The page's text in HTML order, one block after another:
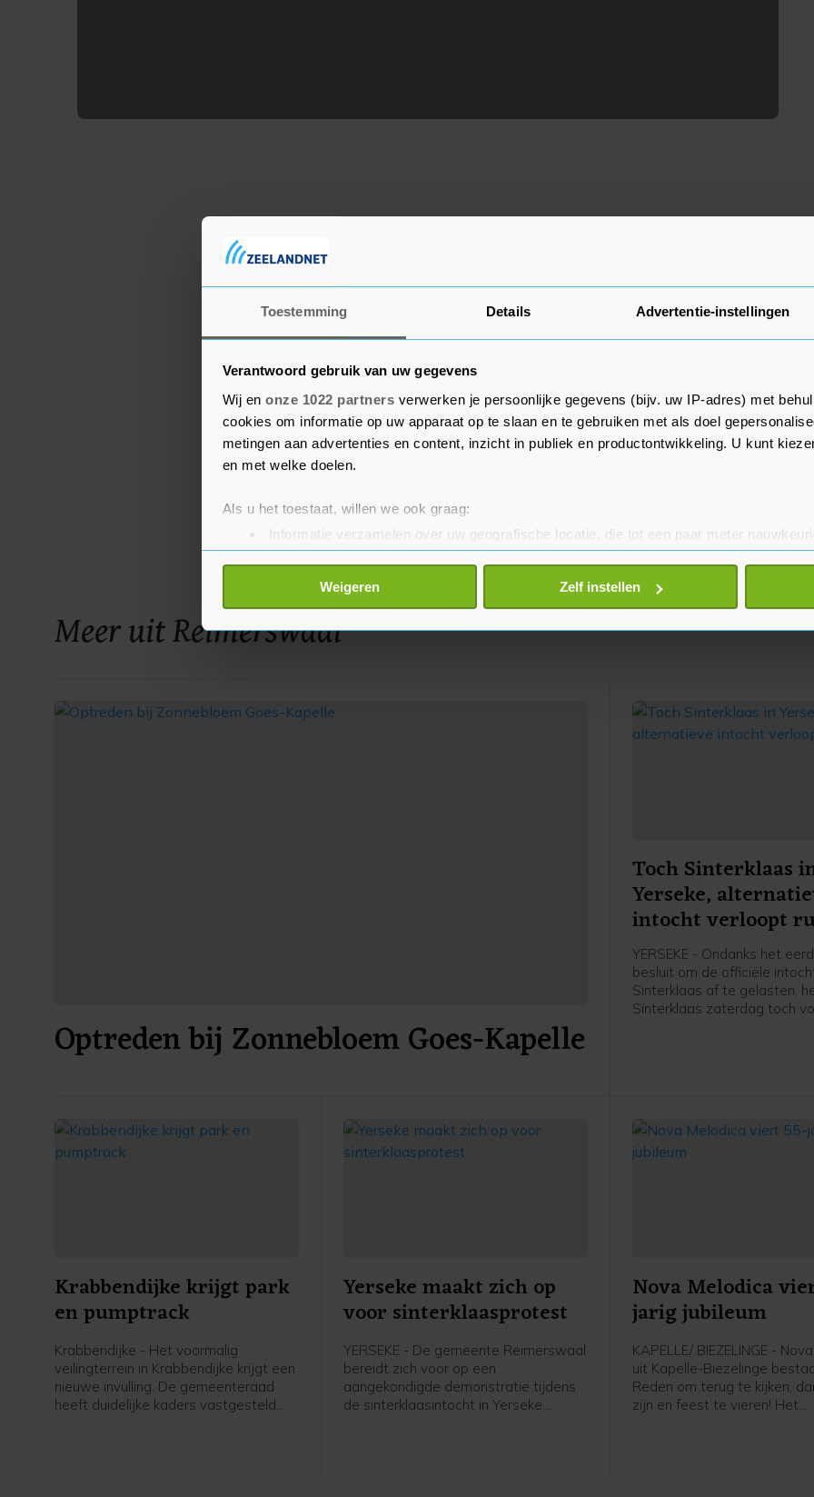
Toestemming Details Advertentie-instellingen
Verantwoord gebruik van uw gegevens
Wij en onze 1022 partners verwerken je persoonlijke gegevens (bijv. uw IP-adres) met
cookies om informatie op uw apparaat op te slaan en te gebruiken met als doel
metingen aan advertenties en content, inzicht in publiek en productontwikkeling. U kunt
en met welke doelen.
Als u het toestaat, willen we ook graag:
Informatie verzamelen over uw geografische locatie, die tot een paar meter
Uw apparaat identificeren door het actief te scannen op specifieke eigenschappen
Lees meer over hoe uw persoonlijke gegevens worden verwerkt en stel uw voorkeuren in het
toestemming op elk moment wijzigen of intrekken in de Cookieverklaring.
Met cookies werkt onze website beter en wordt jouw bezoek makkelijker en persoonlijker. Op
Weigeren Zelf instellen
Meer uit Reimerswaal
Optreden bij Zonnebloem Goes-Kapelle
Toch Sinterklaas
Yerseke,
intocht verloopt
YERSEKE - Ondanks het
besluit om de officiële
Sinterklaas af te gelasten,
Sinterklaas zaterdag toch
Krabbendijke krijgt park
en pumptrack
Krabbendijke - Het voormalig
veilingterrein in Krabbendijke krijgt een
nieuwe invulling. De gemeenteraad
heeft duidelijke kaders vastgesteld
Yerseke maakt zich op
voor sinterklaasprotest
YERSEKE - De gemeente Reimerswaal
bereidt zich voor op een
aangekondigde demonstratie tijdens
de sinterklaasintocht in Yerseke,
Nova Melodica
jarig jubileum
KAPELLE/ BIEZELINGE -
uit Kapelle-Biezelinge
Reden om terug te kijken,
zijn en feest te vieren! Het